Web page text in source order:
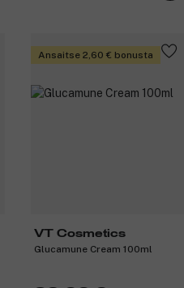
Ansaitse 2,60 € bonusta
VT Cosmetics
Glucamune Cream 100ml